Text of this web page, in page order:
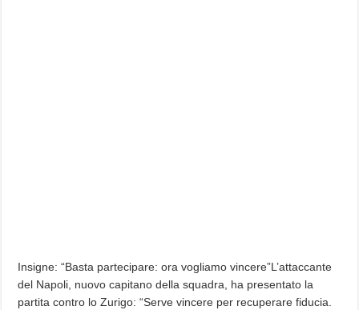
Insigne: “Basta partecipare: ora vogliamo vincere”L’attaccante
del Napoli, nuovo capitano della squadra, ha presentato la
partita contro lo Zurigo: “Serve vincere per recuperare fiducia.